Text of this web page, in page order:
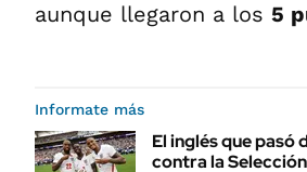
aunque llegaron a los 5
Informate más
El inglés que pasó
contra la Selección